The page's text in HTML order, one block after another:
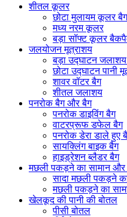
शीतल कूलर
छोटा मुलायम कूलर बैग
मध्य नरम कूलर
बड़ा सॉफ्ट कूलर
जलयोजन मूत्राशय
बड़ा उद्घाटन
छोटा उद्घाटन पानी
शावर वॉटर बैग
शीतल जलाशय
पनरोक बैग और बैग
पनरोक डाइविंग बैग
वाटरप्रूफ डफेल बैग
पनरोक डेरा डाले हुए
सायक्लिंग बाइक बैग
हाइड्रेशन ब्लैडर बैग
मछली पकड़ने का सामान
सादा मछली पकड़ने
मछली पकड़ने का
खेलकूद की पानी की बोतल
पीसी बोतल